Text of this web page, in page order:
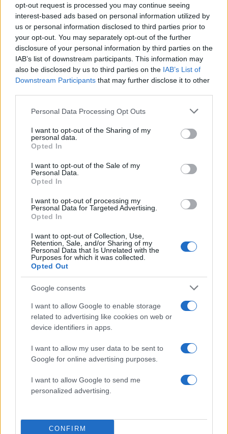
opt-out request is processed you may continue seeing
interest-based ads based on personal information utilized by
us or personal information disclosed to third parties prior to
your opt-out. You may separately opt-out of the further
disclosure of your personal information by third parties on the
IAB’s list of downstream participants. This information may
also be disclosed by us to third parties on the IAB’s List of
Downstream Participants that may further disclose it to other
Please note that this website/app uses one or more Google
not limited to your visit or usage behaviour. You may click to
grant or deny consent to Google and its third-party tags to
use your data for below specified purposes in below Google
consent section.
Personal Data Processing Opt Outs
I want to opt-out of the Sharing of my
personal data.
Opted In
I want to opt-out of the Sale of my
Personal Data.
Opted In
I want to opt-out of processing my
Personal Data for Targeted Advertising.
Opted In
I want to opt-out of Collection, Use,
Retention, Sale, and/or Sharing of my
Personal Data that Is Unrelated with the
Purposes for which it was collected.
Opted Out
Google consents
I want to allow Google to enable storage
related to advertising like cookies on web or
device identifiers in apps.
I want to allow my user data to be sent to
Google for online advertising purposes.
I want to allow Google to send me
personalized advertising.
CONFIRM
που θα σε κάνει να νιώσεις πιο
δυνατός/η και σίγουρος/η για τον
εαυτό σου.
Ιχθύες
Η ενασχόληση με το σπίτι, την
οικογένεια ή προσωπικές υποθέσεις
μπορεί να σου δώσει ιδιαίτερη
μια καλή στιγμή για να βελτιώσεις
σχέσεις με αγαπημένα πρόσωπα αλλά
και με ανθρώπους που επηρεάζουν
μεγαλύτερη ανάγκη για σταθερότητα,
έλεγχο και ασφάλεια, ιδιαίτερα σε
Οι σημερινές επιρροές σε βοηθούν να
κάνεις ουσιαστικές αλλαγές και όχι
οπτική ή μια βαθύτερη σύνδεση με
κάποιον μπορεί να λειτουργήσει
λυτρωτικά και να σου δώσει δύναμη και
συναισθηματική ανανέωση.
ΔΙΑΦΗΜΙΣΗ